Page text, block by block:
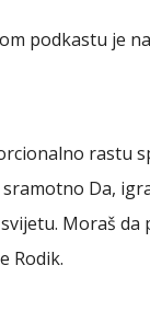
podkastu je
rastu
Da,
Moraš
Rodik.